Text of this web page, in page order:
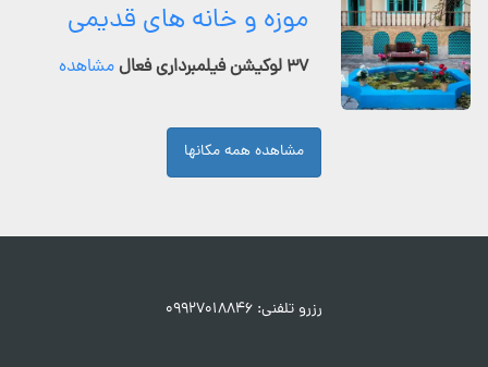
موزه و خانه های قدیمی
۳۷ لوکیشن فیلمبرداری فعال مشاهده
مشاهده همه مکانها
رزرو تلفنی: ۰۹۹۲۷۰۱۸۸۴۶